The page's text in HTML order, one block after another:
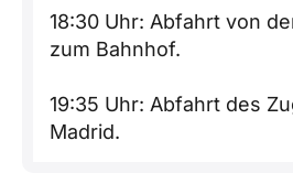
18:30 Uhr: Abfahrt von
zum Bahnhof.
19:35 Uhr: Abfahrt des
Madrid.